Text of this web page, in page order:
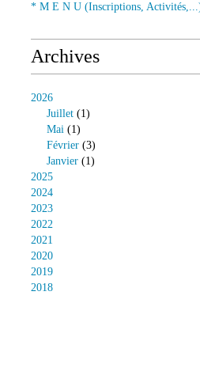
* M E N U (Inscriptions,
Archives
2026
Juillet (1)
Mai (1)
Février (3)
Janvier (1)
2025
2024
2023
2022
2021
2020
2019
2018